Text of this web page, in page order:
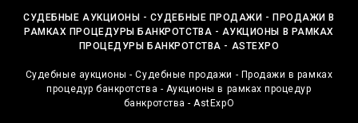
СУДЕБНЫЕ АУКЦИОНЫ - СУДЕБНЫЕ ПРОДАЖИ - ПРОДАЖИ В
РАМКАХ ПРОЦЕДУРЫ БАНКРОТСТВА - АУКЦИОНЫ В РАМКАХ
ПРОЦЕДУРЫ БАНКРОТСТВА - ASTEXPO
Судебные аукционы - Судебные продажи - Продажи в рамках
процедур банкротства - Аукционы в рамках процедур
банкротства - AstExpO